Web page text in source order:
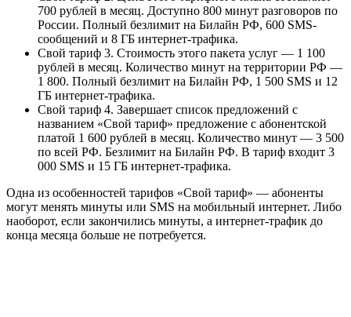
700 рублей в месяц. Доступно 800 минут разговоров по
России. Полный безлимит на Билайн РФ, 600 SMS-
сообщений и 8 ГБ интернет-трафика.
Свой тариф 3. Стоимость этого пакета услуг — 1 100
рублей в месяц. Количество минут на территории РФ —
1 800. Полный безлимит на Билайн РФ, 1 500 SMS и 12
ГБ интернет-трафика.
Свой тариф 4. Завершает список предложений с
названием «Свой тариф» предложение с абонентской
платой 1 600 рублей в месяц. Количество минут — 3 500
по всей РФ. Безлимит на Билайн РФ. В тариф входит 3
000 SMS и 15 ГБ интернет-трафика.
Одна из особенностей тарифов «Свой тариф» — абоненты
могут менять минуты или SMS на мобильный интернет. Либо
наоборот, если закончились минуты, а интернет-трафик до
конца месяца больше не потребуется.